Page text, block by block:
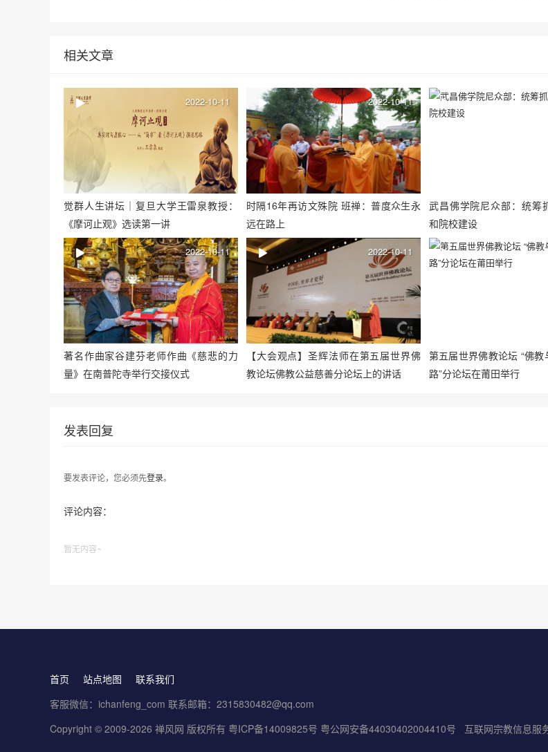
相关文章
觉群人生讲坛｜复旦大学王雷泉教授：
《摩诃止观》选读第一讲
2022-10-11
时隔16年再访文殊院 班禅：普度众生永
远在路上
2022-10-11
武昌佛学院尼众部：统筹
和院校建设
著名作曲家谷建芬老师作曲《慈悲的力
量》在南普陀寺举行交接仪式
2022-10-11
【大会观点】圣辉法师在第五届世界佛
教论坛佛教公益慈善分论坛上的讲话
2022-10-11
第五届世界佛教论坛 “佛教
路”分论坛在莆田举行
发表回复
要发表评论，您必须先登录。
评论内容：
暂无内容~
首页 站点地图
联系我们
客服微信：ichanfeng_com 联系邮箱：2315830482@qq.com
Copyright © 2009-2026 禅风网 版权所有 粤ICP备14009825号 粤公网安备44030402004410号 互联网宗教信息服